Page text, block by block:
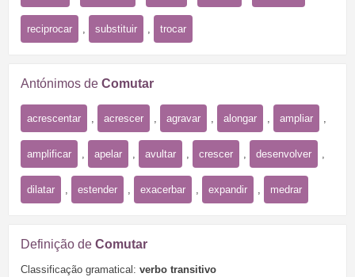
reciprocar substituir trocar
Antónimos de Comutar
acrescentar , acrescer , agravar , alongar , ampliar ,
amplificar , apelar , avultar , crescer , desenvolver ,
dilatar , estender , exacerbar , expandir , medrar
Definição de Comutar
Classificação gramatical: verbo transitivo